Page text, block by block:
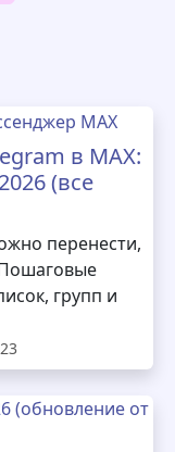
в MAX:
(все
перенести,
Пошаговые
групп и